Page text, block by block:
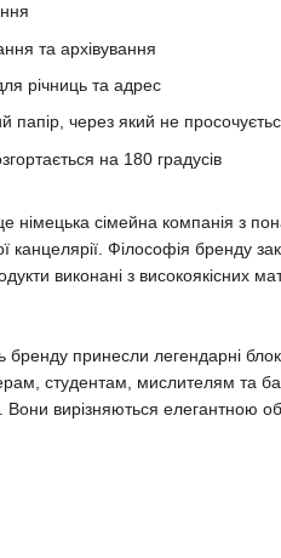
та архівування
річниць та адрес
папір, через який не
на 180 градусів
сімейна компанія з
канцелярії. Філософія бренду
виконані з високоякісних
бренду принесли легендарні
студентам, мислителям та
Вони вирізняються елегантною